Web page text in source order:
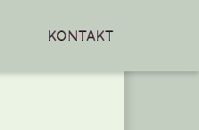
KONTAKT